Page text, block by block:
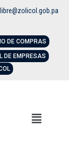
DE COMPRAS
DE EMPRESAS